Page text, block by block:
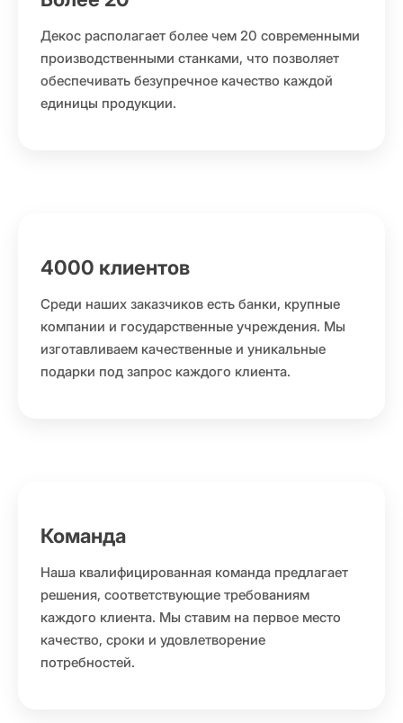
Декос располагает более чем 20 современными
производственными станками, что позволяет
обеспечивать безупречное качество каждой
единицы продукции.
4000 клиентов
Среди наших заказчиков есть банки, крупные
компании и государственные учреждения. Мы
изготавливаем качественные и уникальные
подарки под запрос каждого клиента.
Команда
Наша квалифицированная команда предлагает
решения, соответствующие требованиям
каждого клиента. Мы ставим на первое место
качество, сроки и удовлетворение
потребностей.